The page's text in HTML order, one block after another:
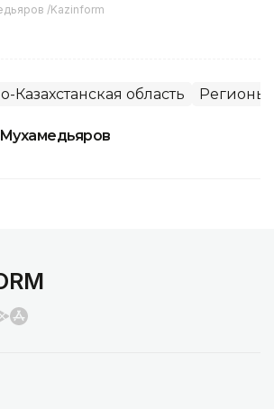
/Kazinform
Казахстанская область Регионы